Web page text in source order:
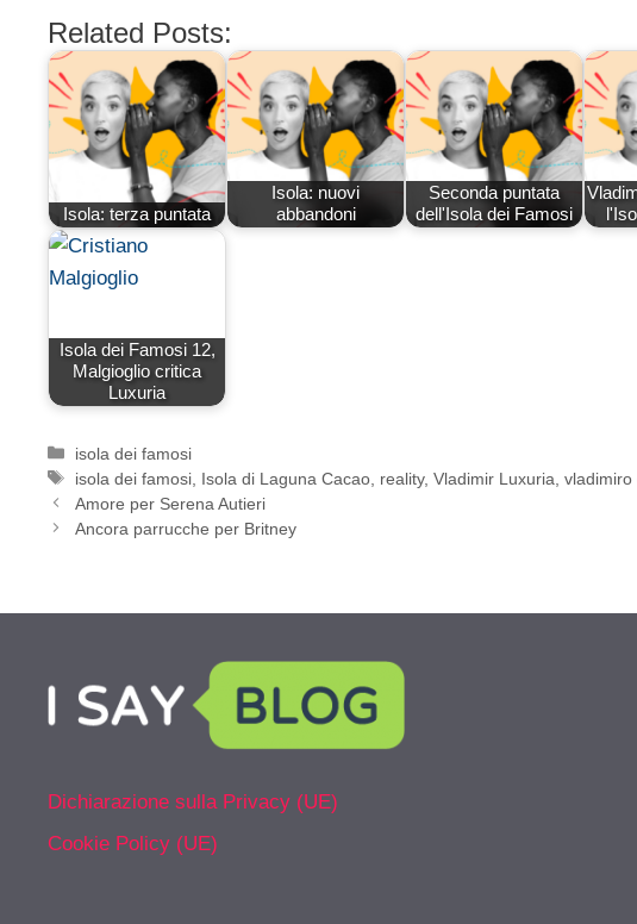
Related Posts:
Isola: terza puntata
Isola: nuovi
abbandoni
Seconda puntata
dell'Isola dei Famosi
Isola dei Famosi 12,
Malgioglio critica
Luxuria
Categorie
isola dei famosi
Tag
isola dei famosi Isola di Laguna Cacao reality,Vladimir Luxuria ,vladimiro
Amore per Serena Autieri
Ancora parrucche per Britney
Dichiarazione sulla Privacy (UE)
Cookie Policy (UE)